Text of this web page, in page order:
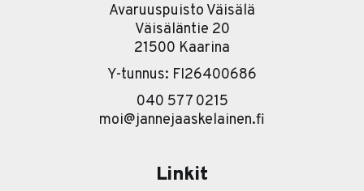
Avaruuspuisto Väisälä
Väisäläntie 20
21500 Kaarina
Y-tunnus: FI26400686
040 577 0215
moi@jannejaaskelainen.fi
Linkit